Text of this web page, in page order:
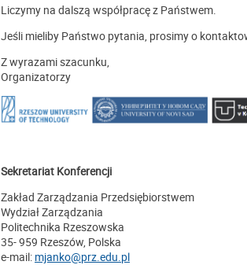
Liczymy na dalszą współpracę z Państwem.
Jeśli mieliby Państwo pytania, prosimy o
Z wyrazami szacunku,
Organizatorzy
Sekretariat Konferencji
Zakład Zarządzania Przedsiębiorstwem
Wydział Zarządzania
Politechnika Rzeszowska
35- 959 Rzeszów, Polska
e-mail: mjanko@prz.edu.pl